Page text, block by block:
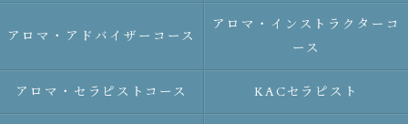
アロマ・アドバイザーコース
アロマ・インストラクターコ
ース
アロマ・セラピストコース KACセラピスト